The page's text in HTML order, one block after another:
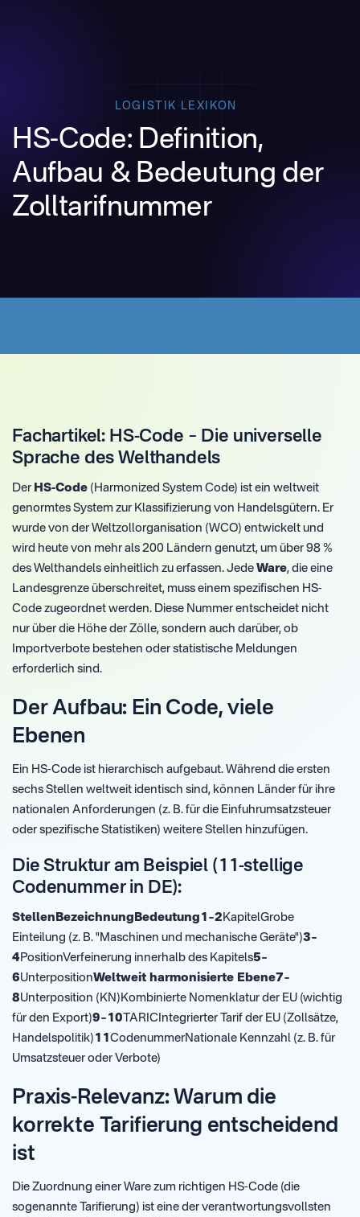
LOGISTIK LEXIKON
HS-Code: Definition,
Aufbau & Bedeutung der
Zolltarifnummer
Fachartikel: HS-Code – Die universelle
Sprache des Welthandels
Der HS-Code (Harmonized System Code) ist ein weltweit
genormtes System zur Klassifizierung von Handelsgütern. Er
wurde von der Weltzollorganisation (WCO) entwickelt und
wird heute von mehr als 200 Ländern genutzt, um über 98 %
des Welthandels einheitlich zu erfassen. Jede Ware, die eine
Landesgrenze überschreitet, muss einem spezifischen HS-
Code zugeordnet werden. Diese Nummer entscheidet nicht
nur über die Höhe der Zölle, sondern auch darüber, ob
Importverbote bestehen oder statistische Meldungen
erforderlich sind.
Der Aufbau: Ein Code, viele
Ebenen
Ein HS-Code ist hierarchisch aufgebaut. Während die ersten
sechs Stellen weltweit identisch sind, können Länder für ihre
nationalen Anforderungen (z. B. für die Einfuhrumsatzsteuer
oder spezifische Statistiken) weitere Stellen hinzufügen.
Die Struktur am Beispiel (11-stellige
Codenummer in DE):
StellenBezeichnungBedeutung1–2 KapitelGrobe
Einteilung (z. B. "Maschinen und mechanische Geräte")3–
4PositionVerfeinerung innerhalb des Kapitels5–
6UnterpositionWeltweit harmonisierte Ebene7–
8Unterposition (KN)Kombinierte Nomenklatur der EU (wichtig
für den Export)9–10TARICIntegrierter Tarif der EU (Zollsätze,
Handelspolitik) 11 CodenummerNationale Kennzahl (z. B. für
Umsatzsteuer oder Verbote)
Praxis-Relevanz: Warum die
korrekte Tarifierung entscheidend
ist
Die Zuordnung einer Ware zum richtigen HS-Code (die
sogenannte Tarifierung) ist eine der verantwortungsvollsten